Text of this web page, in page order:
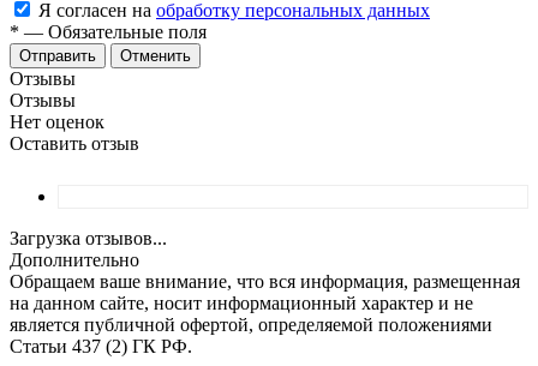
Я согласен на обработку персональных данных
* — Обязательные поля
Отменить
Отзывы
Отзывы
Нет оценок
Оставить отзыв
Загрузка отзывов...
Дополнительно
Обращаем ваше внимание, что вся информация, размещенная
на данном сайте, носит информационный характер и не
является публичной офертой, определяемой положениями
Статьи 437 (2) ГК РФ.